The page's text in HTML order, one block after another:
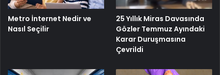
Metro İnternet Nedir ve
Nasıl Seçilir
25 Yıllık Miras Davasında
Gözler Temmuz Ayındaki
Karar Duruşmasına
Çevrildi